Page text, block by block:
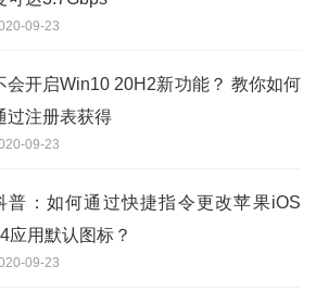
09-23
会开启Win10 20H2新功能？ 教你如何
过注册表获得
09-23
普：如何通过快捷指令更改苹果iOS
应用默认图标？
09-23